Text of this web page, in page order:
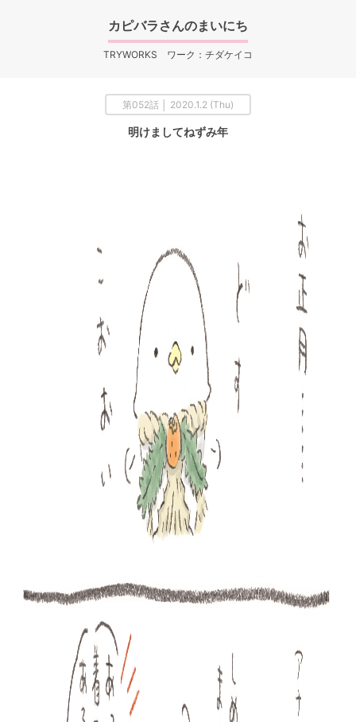
カピバラさんのまいにち
TRYWORKS ワーク：チダケイコ
第052話 │ 2020.1.2 (Thu)
明けましてねずみ年